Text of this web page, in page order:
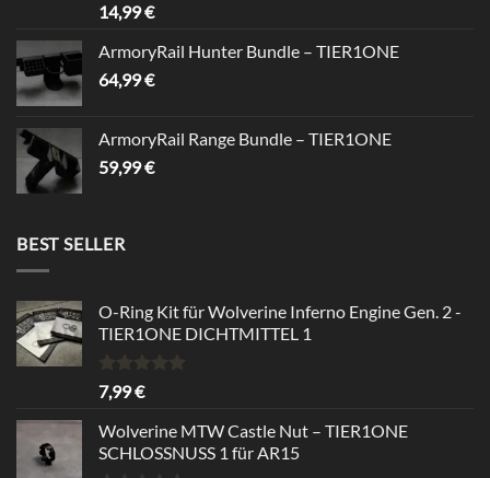
14,99€
ArmoryRail Hunter Bundle – TIER1ONE
64,99€
ArmoryRail Range Bundle – TIER1ONE
59,99€
BEST SELLER
O-Ring Kit für Wolverine Inferno Engine Gen. 2 -
TIER1ONE DICHTMITTEL 1
Rated
out of 5
7,99€
Wolverine MTW Castle Nut – TIER1ONE
SCHLOSSNUSS 1 für AR15